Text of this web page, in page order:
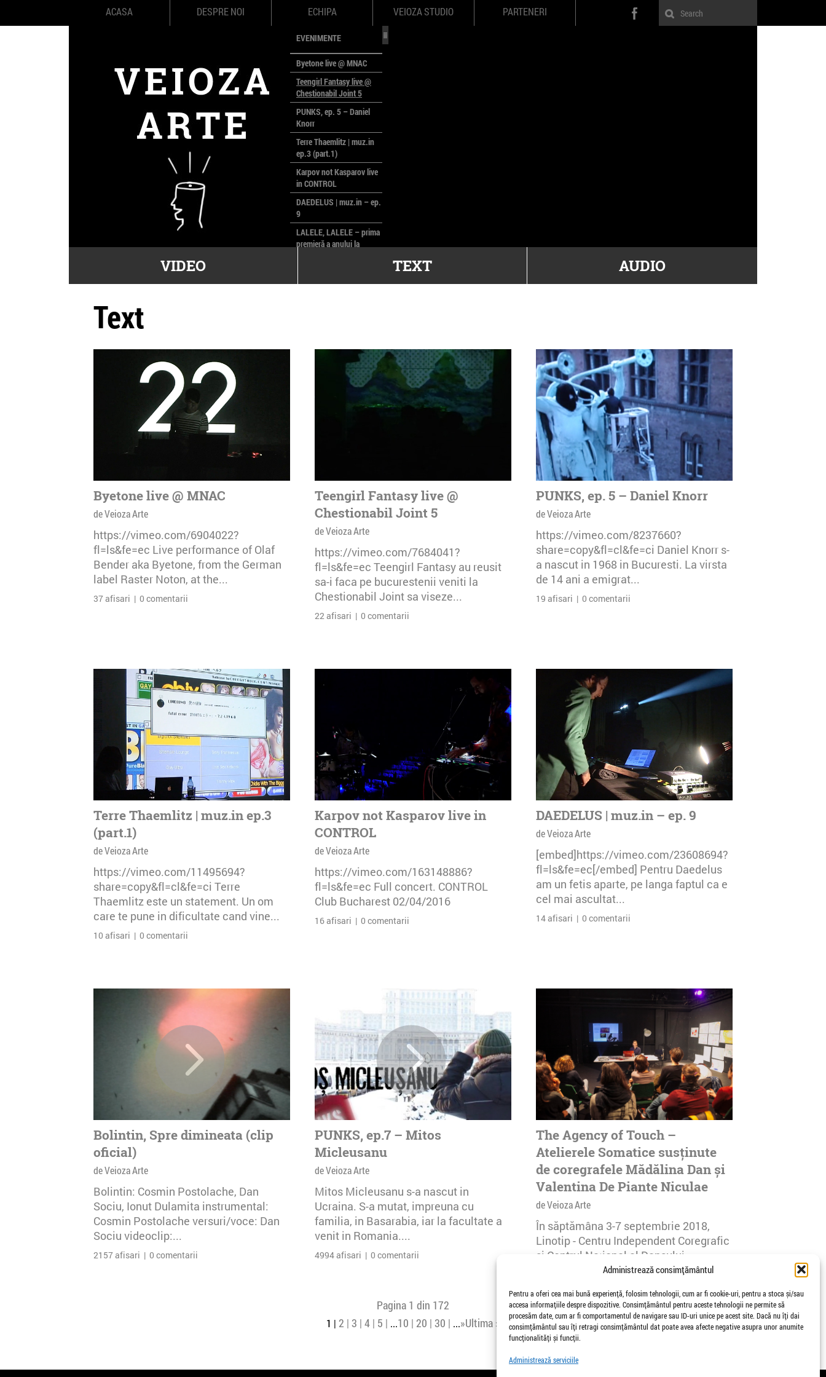
Administrează consimțământul
Pentru a oferi cea mai bună experiență, folosim tehnologii, cum ar fi cookie-uri, pentru a stoca și/sau
accesa informațiile despre dispozitive. Consimțământul pentru aceste tehnologii ne permite să
procesăm date, cum ar fi comportamentul de navigare sau ID-uri unice pe acest site. Dacă nu îți dai
consimțământul sau îți retragi consimțământul dat poate avea afecte negative asupra unor anumite
funcționalități și funcții.
Administrează serviciile
ACASA DESPRE NOI ECHIPA VEIOZA STUDIO PARTENERI
EVENIMENTE
Byetone live @ MNAC
Teengirl Fantasy live @
Chestionabil Joint 5
PUNKS, ep. 5 – Daniel
Knorr
Terre Thaemlitz | muz.in
ep.3 (part.1)
Karpov not Kasparov live
in CONTROL
DAEDELUS | muz.in – ep.
9
LALELE, LALELE – prima
premieră a anului la
poloneze la București
VIDEO TEXT AUDIO
Text
Byetone live @ MNAC
de Veioza Arte
https://vimeo.com/6904022?
fl=ls&fe=ec Live performance of Olaf
Bender aka Byetone, from the German
label Raster Noton, at the...
37 afisari | 0 comentarii
Teengirl Fantasy live @
Chestionabil Joint 5
de Veioza Arte
https://vimeo.com/7684041?
fl=ls&fe=ec Teengirl Fantasy au reusit
sa-i faca pe bucurestenii veniti la
Chestionabil Joint sa viseze...
22 afisari | 0 comentarii
PUNKS, ep. 5 – Daniel Knorr
de Veioza Arte
https://vimeo.com/8237660?
share=copy&fl=cl&fe=ci Daniel Knorr s-
a nascut in 1968 in Bucuresti. La virsta
de 14 ani a emigrat...
19 afisari | 0 comentarii
Terre Thaemlitz | muz.in ep.3
(part.1)
de Veioza Arte
https://vimeo.com/11495694?
share=copy&fl=cl&fe=ci Terre
Thaemlitz este un statement. Un om
care te pune in dificultate cand vine...
10 afisari | 0 comentarii
Karpov not Kasparov live in
CONTROL
de Veioza Arte
https://vimeo.com/163148886?
fl=ls&fe=ec Full concert. CONTROL
Club Bucharest 02/04/2016
16 afisari | 0 comentarii
DAEDELUS | muz.in – ep. 9
de Veioza Arte
[embed]https://vimeo.com/23608694?
fl=ls&fe=ec[/embed] Pentru Daedelus
am un fetis aparte, pe langa faptul ca e
cel mai ascultat...
14 afisari | 0 comentarii
Bolintin, Spre dimineata (clip
oficial)
de Veioza Arte
Bolintin: Cosmin Postolache, Dan
Sociu, Ionut Dulamita instrumental:
Cosmin Postolache versuri/voce: Dan
Sociu videoclip:...
2157 afisari | 0 comentarii
PUNKS, ep.7 – Mitos
Micleusanu
de Veioza Arte
Mitos Micleusanu s-a nascut in
Ucraina. S-a mutat, impreuna cu
familia, in Basarabia, iar la facultate a
venit in Romania....
4994 afisari | 0 comentarii
The Agency of Touch –
Atelierele Somatice susținute
de coregrafele Mădălina Dan și
Valentina De Piante Niculae
de Veioza Arte
În săptămâna 3-7 septembrie 2018,
Linotip - Centru Independent Coregrafic
și Centrul Național al Dansului
26 afisari | 0 comentarii
Pagina 1 din 172
1 2 3 4 5 ...10 20 30 ...»Ultima »